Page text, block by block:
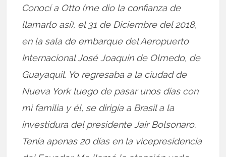
Conocí a Otto (me dio la confianza de
llamarlo así), el 31 de Diciembre del 2018,
en la sala de embarque del Aeropuerto
Internacional José Joaquín de Olmedo, de
Guayaquil. Yo regresaba a la ciudad de
Nueva York luego de pasar unos días con
mi familia y él, se dirigía a Brasil a la
investidura del presidente Jair Bolsonaro.
Tenía apenas 20 días en la vicepresidencia